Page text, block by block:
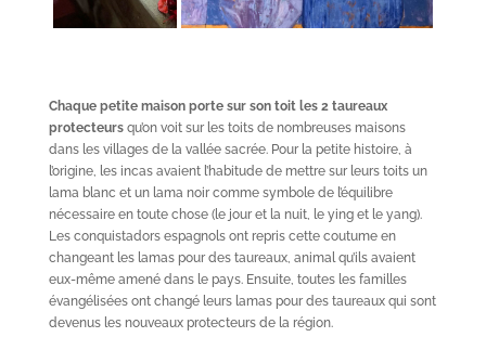
Chaque petite maison porte sur son toit les 2 taureaux
protecteursqu’on voit sur les toits de nombreuses maisons
dans les villages de la vallée sacrée. Pour la petite histoire, à
l’origine, les incas avaient l’habitude de mettre sur leurs toits un
lama blanc et un lama noir comme symbole de l’équilibre
nécessaire en toute chose (le jour et la nuit, le ying et le yang).
Les conquistadors espagnols ont repris cette coutume en
changeant les lamas pour des taureaux, animal qu’ils avaient
eux-même amené dans le pays. Ensuite, toutes les familles
évangélisées ont changé leurs lamas pour des taureaux qui sont
devenus les nouveaux protecteurs de la région.